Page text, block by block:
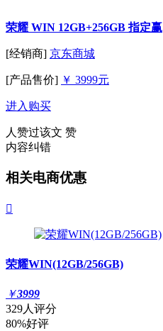
荣耀 WIN 12GB+256GB 指定赢
[经销商] 京东商城
[产品售价] ￥ 3999元
进入购买
人赞过该文 赞
内容纠错
相关电商优惠

荣耀WIN(12GB/256GB)
￥3999
329人评分
80%好评